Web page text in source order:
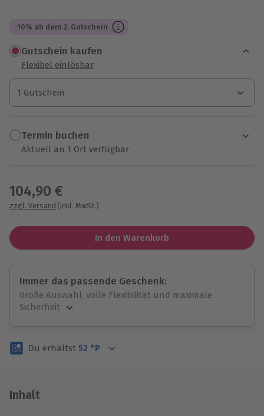
-10% ab dem 2. Gutschein
Gutschein kaufen
Flexibel einlösbar
1 Gutschein
1 Gutschein
1 Gutschein
Termin buchen
Aktuell an 1 Ort verfügbar
104,90 €
zzgl. Versand (inkl. MwSt.)
In den Warenkorb
Immer das passende Geschenk:
Große Auswahl, volle Flexibilität und maximale
Sicherheit
Volle Flexibilität
3 Jahre gültig & verlängerbar.
Du erhältst 52 °P
Inhalt